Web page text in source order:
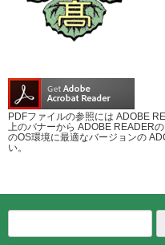
PDFファイルの参照には ADOBE
上のバナーから ADOBE READERの
のOS環境に最適なバージョンの
い。